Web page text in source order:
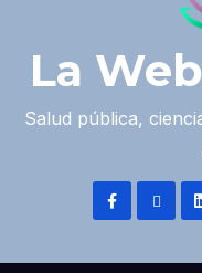
La
Salud pública,